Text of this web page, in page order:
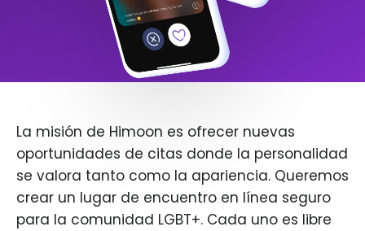
La misión de Himoon es ofrecer nuevas
oportunidades de citas donde la personalidad
se valora tanto como la apariencia. Queremos
crear un lugar de encuentro en línea seguro
para la comunidad LGBT+. Cada uno es libre